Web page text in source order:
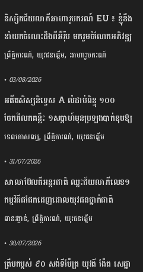
និស្សិត​ជ័យលាភី​អាហារូបករណ៍​ ​EU​ ​៖ ​ខ្ញុំ​នឹង​
នាំយក​ចំណេះដឹង​ពី​អឺរ៉ុប​ មក​រួមចំណែក​អភិវឌ្ឍ​
កម្ពុជា​
ព្រឹត្តិការណ៍, យុវជនឆ្នើម, អាហារូបករណ៍
• 03/08/2026
អតីត​សិស្ស​និទ្ទេស​ ​A​ ​លំដាប់​ពិន្ទុ ​១០០​ ​
ចែករំលែក​គន្លឹះ​ ១សប្តាហ៍មុន​ប្រឡង​បាក់ឌុប​ឱ្យ​
ទទួលបាន​លទ្ធផល​ល្អ​
ទេពកោសល្យ, ព្រឹត្តិការណ៍, យុវជនឆ្នើម
• 31/07/2026
សាលា​ប៊ែល​ធី​អន្តរជាតិ​ ​ឈ្នះ​ជ័យលាភី​លេខ​១​ ​
កម្មវិធី​ជជែក​ដេញដោល​យុវជន​ថ្នាក់​ជាតិ​
២០២៦​
ពានរង្វាន់, ព្រឹត្តិការណ៍, យុវជនឆ្នើម
• 30/07/2026
ត្រឹម​កម្ពស់​ ​៩០​ ​សង់ទីម៉ែត្រ ​យុវតី​ ង៉ែត ​សេដ្ឋា